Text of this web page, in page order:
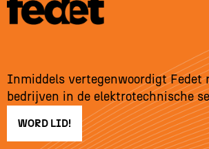
Inmiddels vertegenwoordigt Fedet
bedrijven in de elektrotechnische
WORD LID!